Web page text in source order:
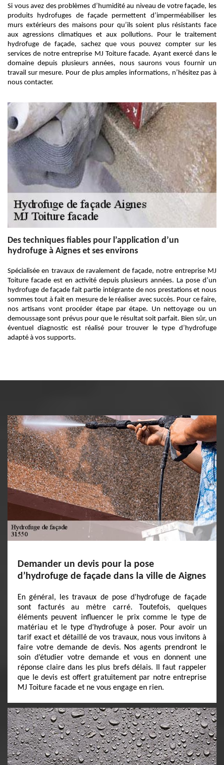
Si vous avez des problèmes d’humidité au niveau de votre façade, les
produits hydrofuges de façade permettent d’imperméabiliser les
murs extérieurs des maisons pour qu’ils soient plus résistants face
aux agressions climatiques et aux pollutions. Pour le traitement
hydrofuge de façade, sachez que vous pouvez compter sur les
services de notre entreprise MJ Toiture facade. Ayant exercé dans le
domaine depuis plusieurs années, nous saurons vous fournir un
travail sur mesure. Pour de plus amples informations, n’hésitez pas à
nous contacter.
Des techniques fiables pour l’application d’un
hydrofuge à Aignes et ses environs
Spécialisée en travaux de ravalement de façade, notre entreprise MJ
Toiture facade est en activité depuis plusieurs années. La pose d’un
hydrofuge de façade fait partie intégrante de nos prestations et nous
sommes tout à fait en mesure de le réaliser avec succès. Pour ce faire,
nos artisans vont procéder étape par étape. Un nettoyage ou un
demoussage sont prévus pour que le résultat soit parfait. Bien sûr, un
éventuel diagnostic est réalisé pour trouver le type d’hydrofuge
adapté à vos supports.
Demander un devis pour la pose
d’hydrofuge de façade dans la ville de Aignes
En général, les travaux de pose d’hydrofuge de façade
sont facturés au mètre carré. Toutefois, quelques
éléments peuvent influencer le prix comme le type de
matériau et le type d’hydrofuge à poser. Pour avoir un
tarif exact et détaillé de vos travaux, nous vous invitons à
faire votre demande de devis. Nos agents prendront le
soin d’étudier votre demande et vous en donnent une
réponse claire dans les plus brefs délais. Il faut rappeler
que le devis est offert gratuitement par notre entreprise
MJ Toiture facade et ne vous engage en rien.